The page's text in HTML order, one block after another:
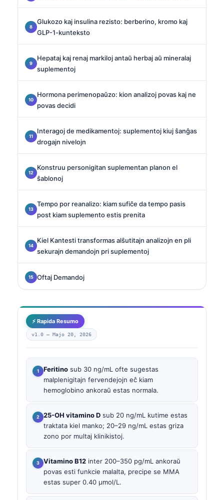
Glukozo kaj insulina rezisto: berberino, kromo kaj
GLP-1-kunteksto
Hepataj kaj renaj markiloj antaŭ herbaj aŭ mineralaj
suplementoj
Hormona perimenopaŭzo: kion analizoj povas kaj ne
povas decidi
Interagoj de medikamentoj: suplementoj kiuj ŝanĝas
drogajn nivelojn
Konstruu personigitan suplementan planon el
ŝablonoj
Tempo por reanalizo: kiam sufiĉe da tempo pasis
post kiam suplemento estis prenita
Kiel Kantesti transformas alŝutitajn analizojn en pli
sekurajn demandojn pri suplementoj
Oftaj Demandoj
⚡ Rapida Resumo
v1.0 — Majo 20, 2026
Feritino sub 30 ng/mL ofte sugestas
malplenigitajn fervendejojn eĉ kiam
hemoglobino ankoraŭ estas normala.
25-OH vitamino D sub 20 ng/mL kutime estas
traktata kiel manko; 20–29 ng/mL estas griza
zono por multaj klinikistoj.
Vitamino B12 inter 200–350 pg/mL ankoraŭ
povas esti funkcie malalta, precipe se MMA
estas super 0.40 µmol/L.